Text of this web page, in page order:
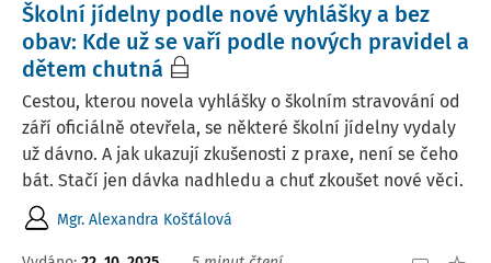
Školní jídelny podle nové vyhlášky a bez
obav: Kde už se vaří podle nových pravidel a
dětem chutná
Cestou, kterou novela vyhlášky o školním stravování od
září oficiálně otevřela, se některé školní jídelny vydaly
už dávno. A jak ukazují zkušenosti z praxe, není se čeho
bát. Stačí jen dávka nadhledu a chuť zkoušet nové věci.
Mgr. Alexandra Košťálová